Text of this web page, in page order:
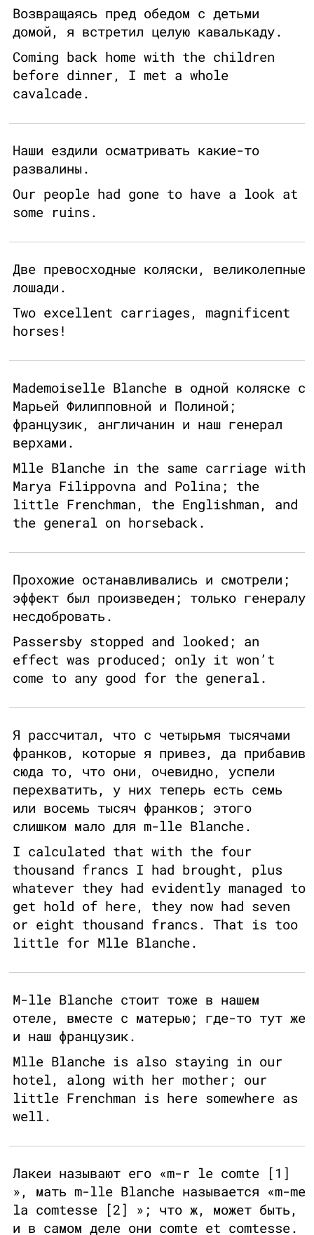
Возвращаясь пред обедом с детьми
домой, я встретил целую кавалькаду.
Coming back home with the children
before dinner, I met a whole
cavalcade.
Наши ездили осматривать какие-то
развалины.
Our people had gone to have a look at
some ruins.
Две превосходные коляски, великолепные
лошади.
Two excellent carriages, magnificent
horses!
Mademoiselle Blanche в одной коляске с
Марьей Филипповной и Полиной;
французик, англичанин и наш генерал
верхами.
Mlle Blanche in the same carriage with
Marya Filippovna and Polina; the
little Frenchman, the Englishman, and
the general on horseback.
Прохожие останавливались и смотрели;
эффект был произведен; только генералу
несдобровать.
Passersby stopped and looked; an
effect was produced; only it won’t
come to any good for the general.
Я рассчитал, что с четырьмя тысячами
франков, которые я привез, да прибавив
сюда то, что они, очевидно, успели
перехватить, у них теперь есть семь
или восемь тысяч франков; этого
слишком мало для m-lle Blanche.
I calculated that with the four
thousand francs I had brought, plus
whatever they had evidently managed to
get hold of here, they now had seven
or eight thousand francs. That is too
little for Mlle Blanche.
M-lle Blanche стоит тоже в нашем
отеле, вместе с матерью; где-то тут же
и наш французик.
Mlle Blanche is also staying in our
hotel, along with her mother; our
little Frenchman is here somewhere as
well.
Лакеи называют его «m-r le comte [1]
», мать m-lle Blanche называется «m-me
la comtesse [2] »; что ж, может быть,
и в самом деле они comte et comtesse.